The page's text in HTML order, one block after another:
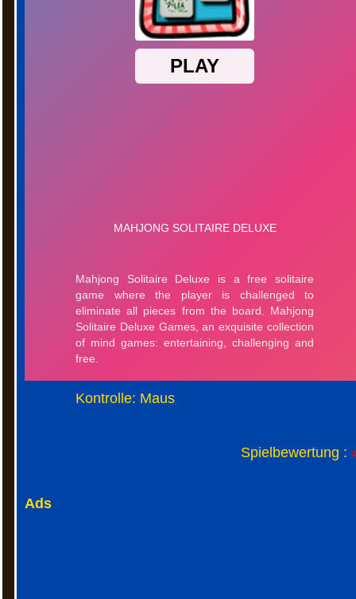
Kontrolle: Maus
Spielbewertung :
Ads